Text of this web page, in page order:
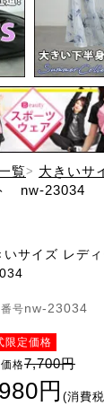
覧
大きいサ
nw-23034
いサイズ レデ
号nw-23034
限定価格
格7,700円
円 (消費